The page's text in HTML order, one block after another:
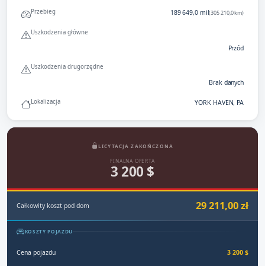
Przebieg 189 649,0 mil(305 210,0 km)
Uszkodzenia główne
Przód
Uszkodzenia drugorzędne
Brak danych
Lokalizacja YORK HAVEN, PA
LICYTACJA ZAKOŃCZONA
FINALNA OFERTA
3 200 $
Całkowity koszt pod dom 29 211,00 zł
KOSZTY POJAZDU
Cena pojazdu 3 200 $